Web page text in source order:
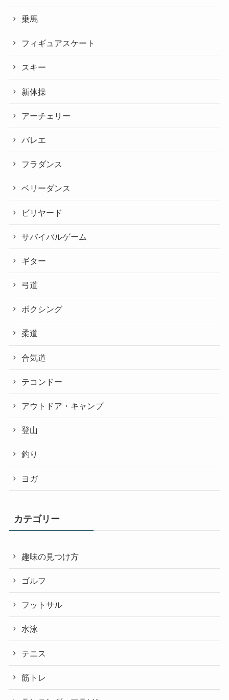
乗馬
フィギュアスケート
スキー
新体操
アーチェリー
バレエ
フラダンス
ベリーダンス
ビリヤード
サバイバルゲーム
ギター
弓道
ボクシング
柔道
合気道
テコンドー
アウトドア・キャンプ
登山
釣り
ヨガ
カテゴリー
趣味の見つけ方
ゴルフ
フットサル
水泳
テニス
筋トレ